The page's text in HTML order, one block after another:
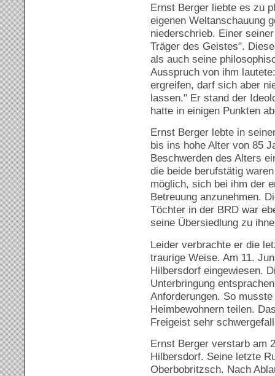
Ernst Berger liebte es zu
eigenen Weltanschauung
niederschrieb. Einer
Träger des Geistes".
als auch seine
Ausspruch von ihm
ergreifen, darf sich aber
lassen." Er stand der
hatte in einigen Punkten
Ernst Berger lebte in
bis ins hohe Alter von 85
Beschwerden des Alters
die beide berufstätig
möglich, sich bei ihm der
Betreuung anzunehmen.
Töchter in der BRD war
seine Übersiedlung zu
Leider verbrachte er die
traurige Weise. Am 11.
Hilbersdorf eingewiesen.
Unterbringung
Anforderungen. So
Heimbewohnern teilen.
Freigeist sehr
Ernst Berger verstarb am
Hilbersdorf. Seine letzte
Oberbobritzsch. Nach